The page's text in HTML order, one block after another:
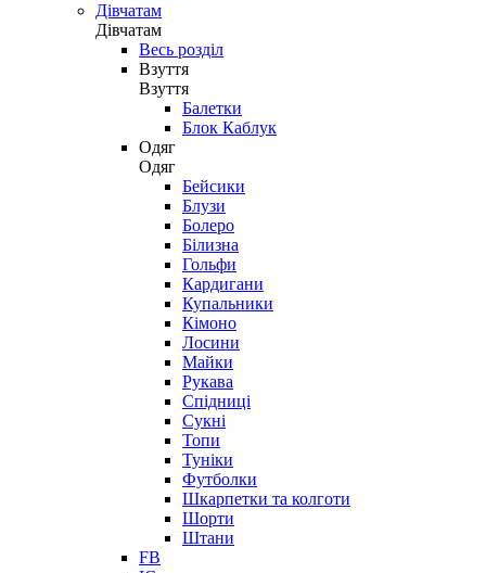
Дівчатам
Дівчатам
Весь розділ
Взуття
Взуття
Балетки
Блок Каблук
Одяг
Одяг
Бейсики
Блузи
Болеро
Білизна
Гольфи
Кардигани
Купальники
Кімоно
Лосини
Майки
Рукава
Спідниці
Сукні
Топи
Туніки
Футболки
Шкарпетки та колготи
Шорти
Штани
FB